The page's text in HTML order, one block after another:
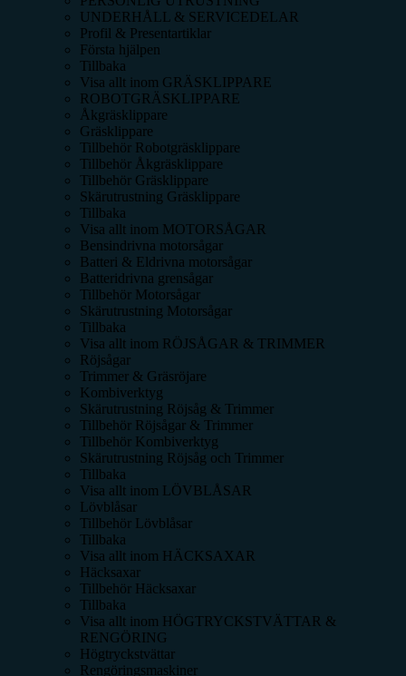
UNDERHÅLL & SERVICEDELAR
Profil & Presentartiklar
Första hjälpen
Tillbaka
Visa allt inom GRÄSKLIPPARE
ROBOTGRÄSKLIPPARE
Åkgräsklippare
Gräsklippare
Tillbehör Robotgräsklippare
Tillbehör Åkgräsklippare
Tillbehör Gräsklippare
Skärutrustning Gräsklippare
Tillbaka
Visa allt inom MOTORSÅGAR
Bensindrivna motorsågar
Batteri & Eldrivna motorsågar
Batteridrivna grensågar
Tillbehör Motorsågar
Skärutrustning Motorsågar
Tillbaka
Visa allt inom RÖJSÅGAR & TRIMMER
Röjsågar
Trimmer & Gräsröjare
Kombiverktyg
Skärutrustning Röjsåg & Trimmer
Tillbehör Röjsågar & Trimmer
Tillbehör Kombiverktyg
Skärutrustning Röjsåg och Trimmer
Tillbaka
Visa allt inom LÖVBLÅSAR
Lövblåsar
Tillbehör Lövblåsar
Tillbaka
Visa allt inom HÄCKSAXAR
Häcksaxar
Tillbehör Häcksaxar
Tillbaka
Visa allt inom HÖGTRYCKSTVÄTTAR &
RENGÖRING
Högtryckstvättar
Rengöringsmaskiner